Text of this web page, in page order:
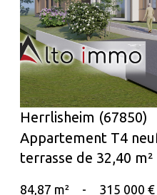
voir
Herrlisheim (67850)
Appartement T4
terrasse de 32,40 m²
84,87 m² - 315 000 €